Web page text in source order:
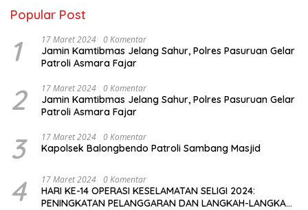
Popular Post
1 17 Maret 2024 0 Komentar
Jamin Kamtibmas Jelang Sahur, Polres Pasuruan Gelar
Patroli Asmara Fajar
2 17 Maret 2024 0 Komentar
Jamin Kamtibmas Jelang Sahur, Polres Pasuruan Gelar
Patroli Asmara Fajar
3 17 Maret 2024 0 Komentar
Kapolsek Balongbendo Patroli Sambang Masjid
4 17 Maret 2024 0 Komentar
HARI KE-14 OPERASI KESELAMATAN SELIGI 2024:
PENINGKATAN PELANGGARAN DAN LANGKAH-LANGKAH